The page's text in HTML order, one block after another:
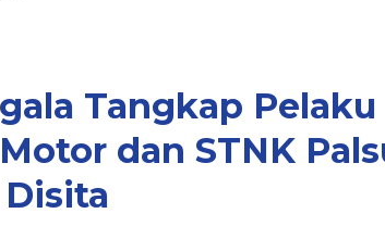
Tangkap Pelaku
dan STNK
Disita